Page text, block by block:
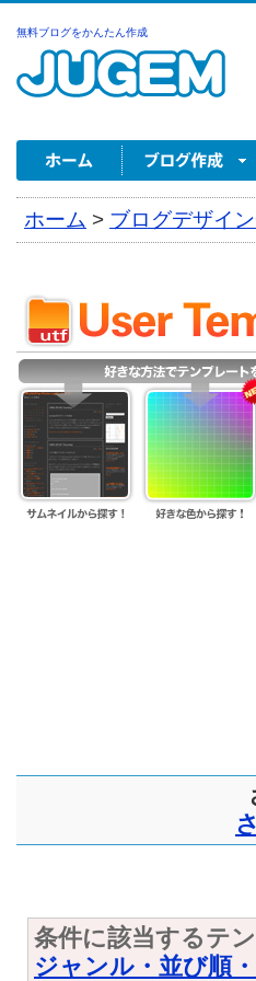
無料ブログをかんたん作成
ホーム > ブログデザイ
条件に該当するテ
ジャンル・並び順